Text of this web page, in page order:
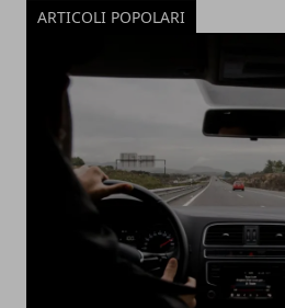
ARTICOLI POPOLARI